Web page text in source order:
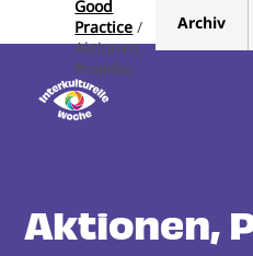
Good
Practice
Aktionen,
Projekte
Archiv
Aktionen,